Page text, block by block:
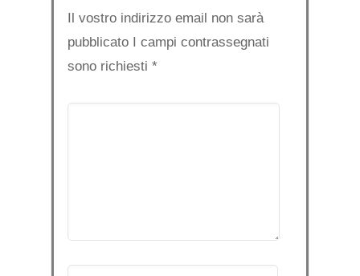
Il vostro indirizzo email non sarà
pubblicato I campi contrassegnati
sono richiesti *